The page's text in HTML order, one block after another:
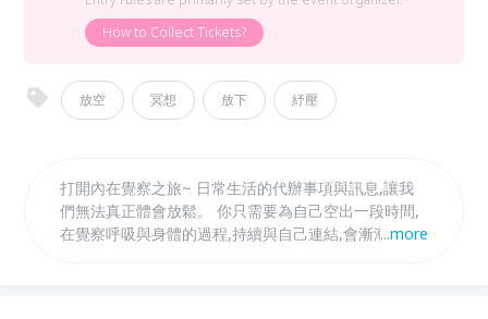
How to Collect Tickets?
放空 冥想 放下 紓壓
打開內在覺察之旅~ 日常生活的代辦事項與訊息,讓我
們無法真正體會放鬆。 你只需要為自己空出一段時間,
在覺察呼吸與身體的過程,持續與自己連結,會漸漸品嘗
...more